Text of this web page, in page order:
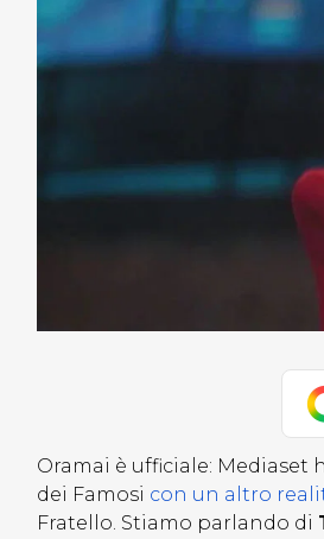
Oramai è ufficiale: Mediaset
dei Famosi con un altro
Fratello. Stiamo parlando di